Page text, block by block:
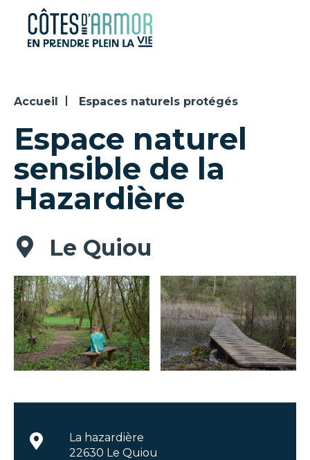
Panneau de gestion des cookies
Accueil Espaces naturels protégés
Espace naturel
sensible de la
Hazardière
Le Quiou
La hazardière
22630 Le Quiou